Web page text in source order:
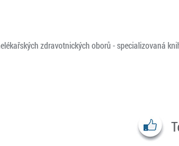
zdravotnických oborů - specializovaná